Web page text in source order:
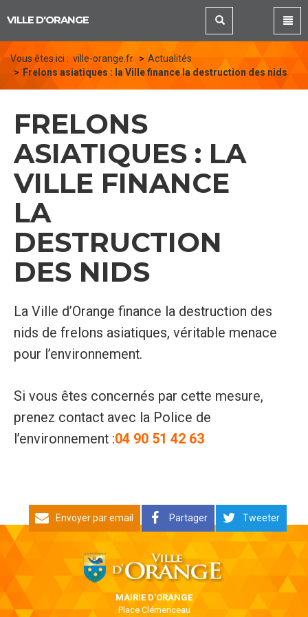
VILLE D'ORANGE
Vous êtes ici : ville-orange.fr
Actualités
Frelons asiatiques : la Ville finance la destruction des nids
FRELONS
ASIATIQUES : LA
VILLE FINANCE
LA
DESTRUCTION
DES NIDS
La Ville d’Orange finance la destruction des
nids de frelons asiatiques, véritable menace
pour l’environnement.
Si vous êtes concernés par cette mesure,
prenez contact avec la Police de
l’environnement :04 90 51 42 63
Envoyer par email Partager Tweeter
MAIRIE D'ORANGE
Place Clémenceau